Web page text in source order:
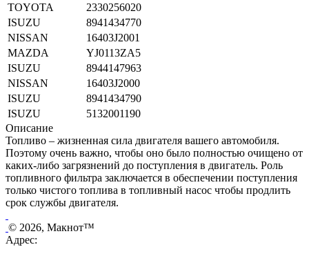
TOYOTA
2330256020
ISUZU
8941434770
NISSAN
16403J2001
MAZDA
YJ0113ZA5
ISUZU
8944147963
NISSAN
16403J2000
ISUZU
8941434790
ISUZU
5132001190
Описание
Топливо – жизненная сила двигателя вашего автомобиля.
Поэтому очень важно, чтобы оно было полностью очищено от
каких-либо загрязнений до поступления в двигатель. Роль
топливного фильтра заключается в обеспечении поступления
только чистого топлива в топливный насос чтобы продлить
срок службы двигателя.
© 2026, Макнот™
Адрес: